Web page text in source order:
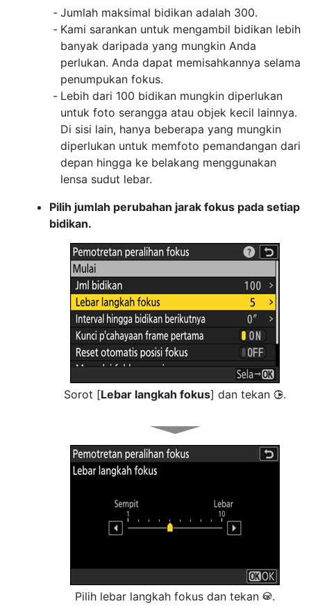
Jumlah maksimal bidikan adalah 300.
Kami sarankan untuk mengambil bidikan lebih
banyak daripada yang mungkin Anda
perlukan. Anda dapat memisahkannya selama
penumpukan fokus.
Lebih dari 100 bidikan mungkin diperlukan
untuk foto serangga atau objek kecil lainnya.
Di sisi lain, hanya beberapa yang mungkin
diperlukan untuk memfoto pemandangan dari
depan hingga ke belakang menggunakan
lensa sudut lebar.
Pilih jumlah perubahan jarak fokus pada setiap
bidikan.
Sorot [Lebar langkah fokus] dan tekan 2.
Pilih lebar langkah fokus dan tekan J.